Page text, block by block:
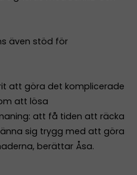
även stöd för
att göra det komplicerade
att lösa
att få tiden att räcka
sig trygg med att göra
berättar Åsa.